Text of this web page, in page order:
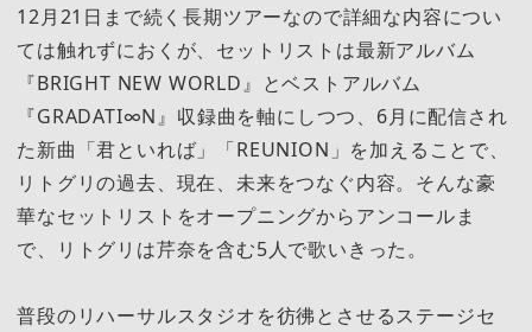
12月21日まで続く長期ツアーなので詳細な内容につい
ては触れずにおくが、セットリストは最新アルバム
『BRIGHT NEW WORLD』とベストアルバム
『GRADATI∞N』収録曲を軸にしつつ、6月に配信され
た新曲「君といれば」「REUNION」を加えることで、
リトグリの過去、現在、未来をつなぐ内容。そんな豪
華なセットリストをオープニングからアンコールま
で、リトグリは芹奈を含む5人で歌いきった。
普段のリハーサルスタジオを彷彿とさせるステージセ